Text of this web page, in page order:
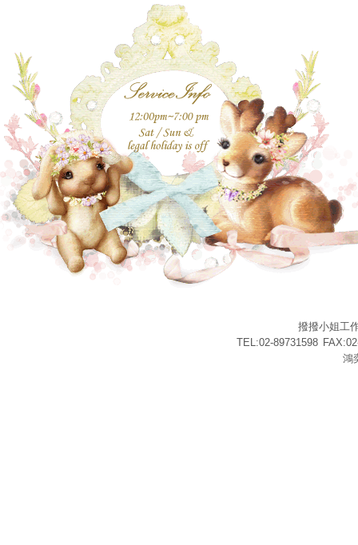
撥撥小姐工
TEL:02-89731598
鴻